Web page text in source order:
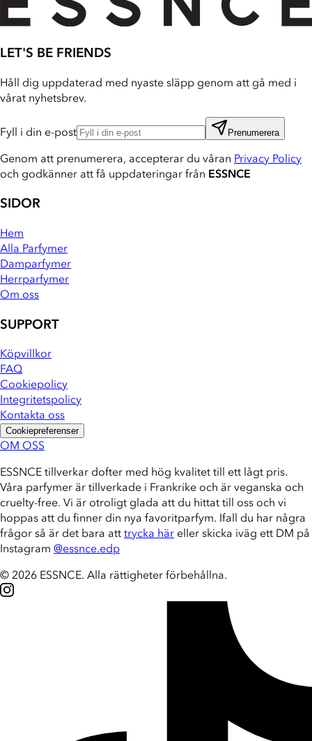
LET'S BE FRIENDS
Håll dig uppdaterad med nyaste släpp genom att gå med i
vårat nyhetsbrev.
Fyll i din e-post Prenumerera
Genom att prenumerera, accepterar du våran Privacy Policy
och godkänner att få uppdateringar från ESSNCE
SIDOR
Hem
Alla Parfymer
Damparfymer
Herrparfymer
Om oss
SUPPORT
Köpvillkor
FAQ
Cookiepolicy
Integritetspolicy
Kontakta oss
Cookiepreferenser
OM OSS
ESSNCE tillverkar dofter med hög kvalitet till ett lågt pris.
Våra parfymer är tillverkade i Frankrike och är veganska och
cruelty-free. Vi är otroligt glada att du hittat till oss och vi
hoppas att du finner din nya favoritparfym. Ifall du har några
frågor så är det bara atttrycka här eller skicka iväg ett DM på
Instagram @essnce.edp
© 2026 ESSNCE. Alla rättigheter förbehållna.